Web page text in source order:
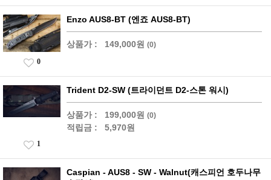
Enzo AUS8-BT (엔죠 AUS8-BT)
상품가 : 149,000원 (0)
0
Trident D2-SW (트라이던트 D2-스톤 워시)
상품가 : 199,000원 (0)
적립금 : 5,970원
1
Caspian - AUS8 - SW - Walnut(캐스피언 호두나무